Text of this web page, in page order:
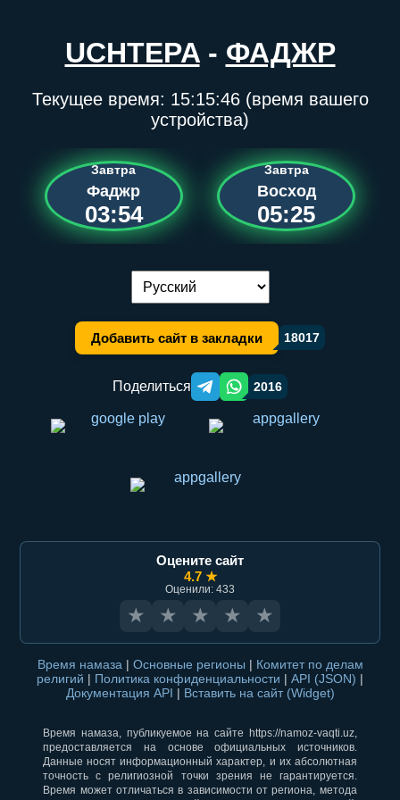
UCHTEPA- ФАДЖР
Текущее время: 15:15:46(время вашего
устройства)
Завтра
Фаджр
03:54
Завтра
Восход
05:25
Переключение языка:
Добавить сайт в закладки 18017
Поделиться Telegram orqali ulashish
WhatsApp orqali ulashish
2016
Оцените сайт
4.7 ★
Оценили: 433
★ ★ ★ ★ ★
Время намаза | Основные регионы | Комитет по делам
религий | Политика конфиденциальности | API (JSON) |
Документация API | Вставить на сайт (Widget)
Время намаза, публикуемое на сайте https://namoz-vaqti.uz,
предоставляется на основе официальных источников.
Данные носят информационный характер, и их абсолютная
точность с религиозной точки зрения не гарантируется.
Время может отличаться в зависимости от региона, метода